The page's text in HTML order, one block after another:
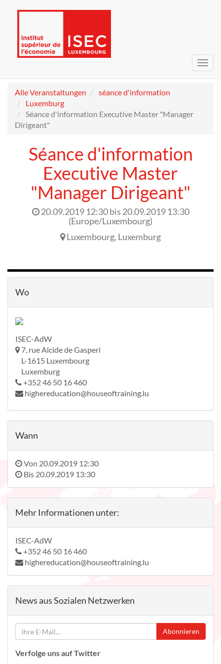
Alle Veranstaltungen
séance d'information
Luxemburg
Séance d'information Executive Master "Manager
Dirigeant"
Séance d'information
Executive Master
"Manager Dirigeant"
20.09.2019 12:30bis 20.09.2019 13:30
(Europe/Luxembourg)
Luxembourg, Luxemburg
Wo
ISEC-AdW
7, rue Alcide de Gasperi
L-1615 Luxembourg
Luxemburg
+352 46 50 16 460
highereducation@houseoftraining.lu
Wann
Von 20.09.2019 12:30
Bis 20.09.2019 13:30
Mehr Informationen unter:
ISEC-AdW
+352 46 50 16 460
highereducation@houseoftraining.lu
News aus Sozialen Netzwerken
Abonnieren
Verfolge uns auf Twitter